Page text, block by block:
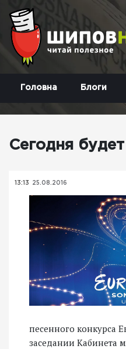
Головна Блоги
Сегодня
13:13 25.08.2016
песенного конкурса
заседании Кабинета